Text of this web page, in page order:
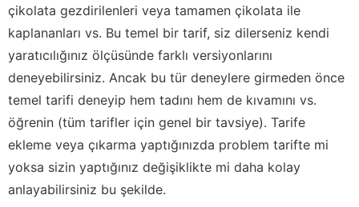
çikolata gezdirilenleri veya tamamen çikolata ile
kaplananları vs. Bu temel bir tarif, siz dilerseniz kendi
yaratıcılığınız ölçüsünde farklı versiyonlarını
deneyebilirsiniz. Ancak bu tür deneylere girmeden önce
temel tarifi deneyip hem tadını hem de kıvamını vs.
öğrenin (tüm tarifler için genel bir tavsiye). Tarife
ekleme veya çıkarma yaptığınızda problem tarifte mi
yoksa sizin yaptığınız değişiklikte mi daha kolay
anlayabilirsiniz bu şekilde.